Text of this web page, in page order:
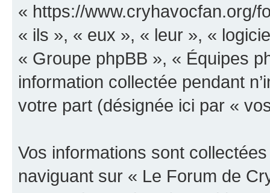
« https://www.cryhavocfan.org/
« ils », « eux », « leur », «
« Groupe phpBB », « Équipes
information collectée pendant
votre part (désignée ici par «
Vos informations sont
naviguant sur « Le Forum de